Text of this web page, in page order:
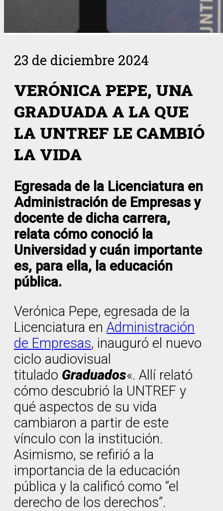
23 de diciembre 2024
VERÓNICA PEPE, UNA
GRADUADA A LA QUE
LA UNTREF LE CAMBIÓ
LA VIDA
Egresada de la Licenciatura en
Administración de Empresas y
docente de dicha carrera,
relata cómo conoció la
Universidad y cuán importante
es, para ella, la educación
pública.
Verónica Pepe, egresada de la
Licenciatura en Administración
de Empresas, inauguró el nuevo
ciclo audiovisual
titulado Graduados«. Allí relató
cómo descubrió la UNTREF y
qué aspectos de su vida
cambiaron a partir de este
vínculo con la institución.
Asimismo, se refirió a la
importancia de la educación
pública y la calificó como “el
derecho de los derechos”.